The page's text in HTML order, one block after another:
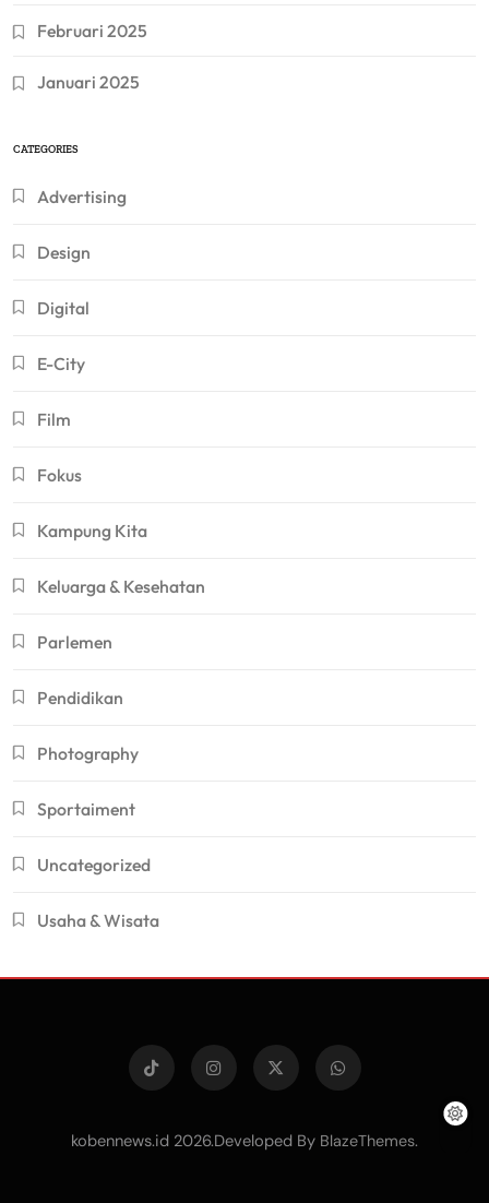
Februari 2025
Januari 2025
CATEGORIES
Advertising
Design
Digital
E-City
Film
Fokus
Kampung Kita
Keluarga & Kesehatan
Parlemen
Pendidikan
Photography
Sportaiment
Uncategorized
Usaha & Wisata
kobennews.id 2026.Developed By BlazeThemes.